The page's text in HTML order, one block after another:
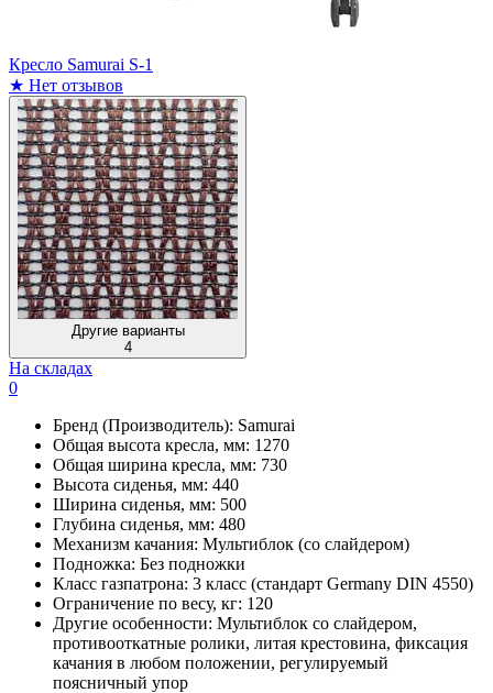
Кресло Samurai S-1
★ Нет отзывов
Другие варианты
4
На складах
0
Бренд (Производитель): Samurai
Общая высота кресла, мм: 1270
Общая ширина кресла, мм: 730
Высота сиденья, мм: 440
Ширина сиденья, мм: 500
Глубина сиденья, мм: 480
Механизм качания: Мультиблок (со слайдером)
Подножка: Без подножки
Класс газпатрона: 3 класс (стандарт Germany DIN 4550)
Ограничение по весу, кг: 120
Другие особенности: Мультиблок со слайдером,
противооткатные ролики, литая крестовина, фиксация
качания в любом положении, регулируемый
поясничный упор